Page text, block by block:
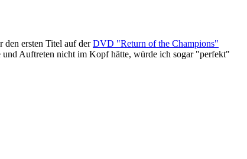
den ersten Titel auf derDVD "Return of the Champions"
und Auftreten nicht im Kopf hätte, würde ich sogar "perfekt"